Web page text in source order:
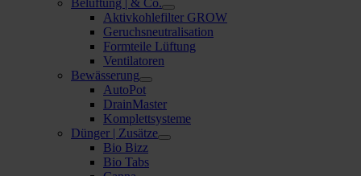
Aktivkohlefilter GROW
Geruchsneutralisation
Formteile Lüftung
Ventilatoren
Bewässerung
AutoPot
DrainMaster
Komplettsysteme
Dünger | Zusätze
Bio Bizz
Bio Tabs